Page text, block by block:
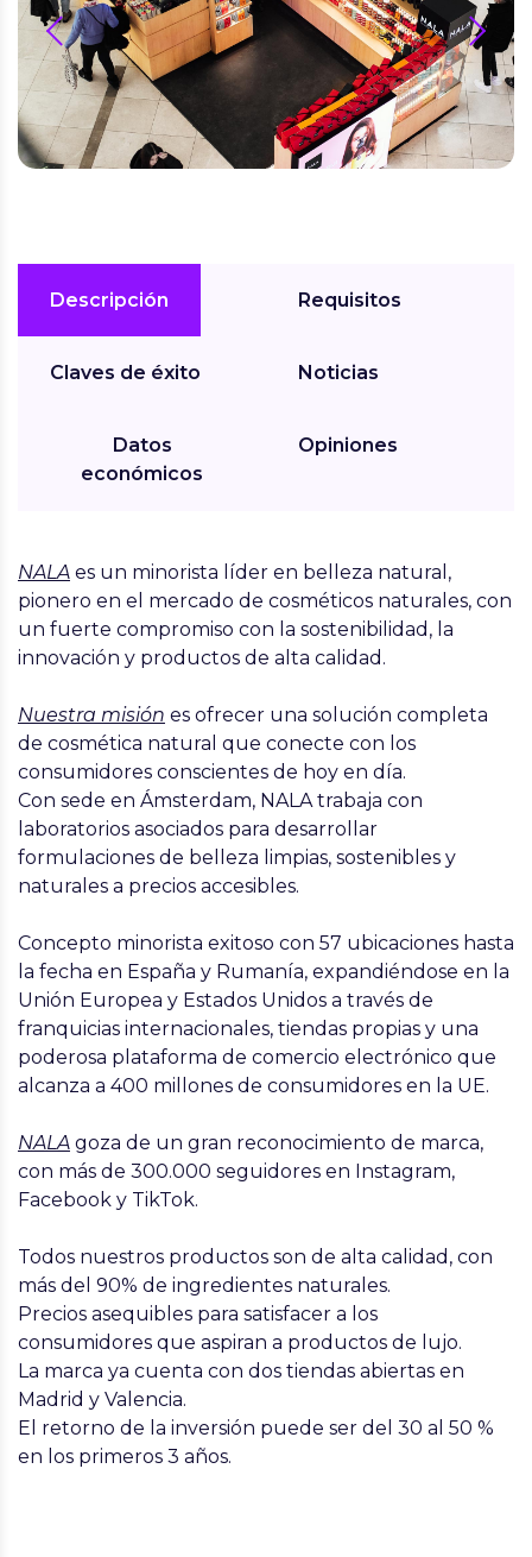
prev next
Descripción
Claves de éxito
Datos
económicos
Requisitos
Noticias
Opiniones
NALA es un minorista líder en belleza natural,
pionero en el mercado de cosméticos naturales, con
un fuerte compromiso con la sostenibilidad, la
innovación y productos de alta calidad.
Nuestra misión es ofrecer una solución completa
de cosmética natural que conecte con los
consumidores conscientes de hoy en día.
Con sede en Ámsterdam, NALA trabaja con
laboratorios asociados para desarrollar
formulaciones de belleza limpias, sostenibles y
naturales a precios accesibles.
Concepto minorista exitoso con 57 ubicaciones hasta
la fecha en España y Rumanía, expandiéndose en la
Unión Europea y Estados Unidos a través de
franquicias internacionales, tiendas propias y una
poderosa plataforma de comercio electrónico que
alcanza a 400 millones de consumidores en la UE.
NALA goza de un gran reconocimiento de marca,
con más de 300.000 seguidores en Instagram,
Facebook y TikTok.
Todos nuestros productos son de alta calidad, con
más del 90% de ingredientes naturales.
Precios asequibles para satisfacer a los
consumidores que aspiran a productos de lujo.
La marca ya cuenta con dos tiendas abiertas en
Madrid y Valencia.
El retorno de la inversión puede ser del 30 al 50 %
en los primeros 3 años.